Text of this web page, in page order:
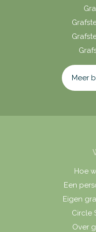
Meer
Hoe
Een
Eigen
Circle
Over